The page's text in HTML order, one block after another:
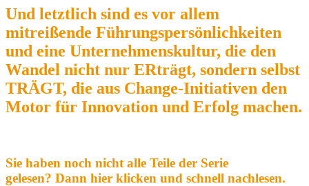
Und letztlich sind es vor allem
mitreißende Führungspersönlichkeiten
und eine Unternehmenskultur, die den
Wandel nicht nur ERträgt, sondern selbst
TRÄGT, die aus Change-Initiativen den
Motor für Innovation und Erfolg machen.
Sie haben noch nicht alle Teile der Serie
gelesen? Dann hier klicken und schnell nachlesen.